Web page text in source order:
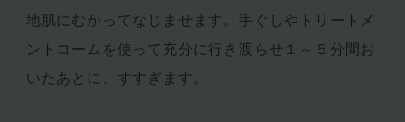
地肌にむかってなじませます。手ぐしやトリートメ
ントコームを使って充分に行き渡らせ１～５分間お
いたあとに、すすぎます。